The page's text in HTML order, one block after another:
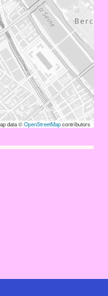
data ©OpenStreetMapcontributors